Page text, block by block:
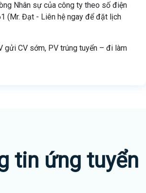
Nhân sự của công ty theo số điện
(Mr. Đạt - Liên hệ ngay để đặt lịch
gửi CV sớm, PV trúng tuyển – đi làm
tin ứng tuyển